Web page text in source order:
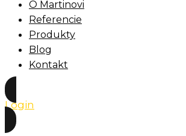
O Martinovi
Referencie
Produkty
Blog
Kontakt
Login